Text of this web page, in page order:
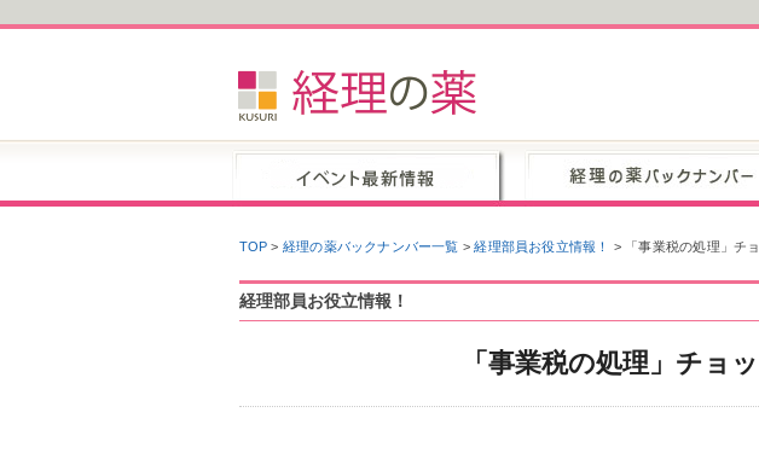
TOP > 経理の薬バックナンバー一覧 >経理部員お役立情報！ > 「事業税の処理」チ
経理部員お役立情報！
「事業税の処理」チョ